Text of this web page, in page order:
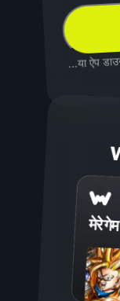
...या ऐप
मेरे गेम